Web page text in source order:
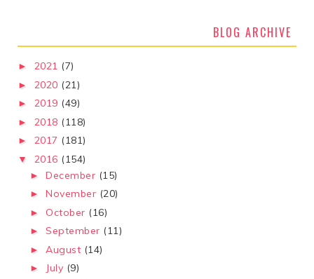
BLOG ARCHIVE
► 2021 (7)
► 2020 (21)
► 2019 (49)
► 2018 (118)
► 2017 (181)
▼ 2016 (154)
►December (15)
►November (20)
► October (16)
►September (11)
► August (14)
► July (9)